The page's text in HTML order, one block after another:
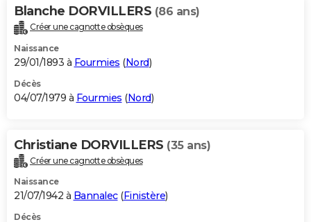
Blanche DORVILLERS (86 ans)
Créer une cagnotte obsèques
Naissance
29/01/1893 à Fourmies (Nord)
Décès
04/07/1979 à Fourmies (Nord)
Christiane DORVILLERS (35 ans)
Créer une cagnotte obsèques
Naissance
21/07/1942 à Bannalec(Finistère)
Décès